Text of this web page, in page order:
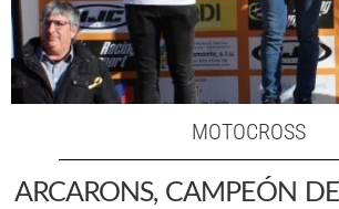
MOTOCROSS
ARCARONS, CAMPEÓN